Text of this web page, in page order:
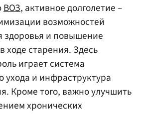
ВОЗ, активное долголетие –
возможностей
здоровья и повышение
ходе старения. Здесь
играет система
ухода и инфраструктура
Кроме того, важно улучшить
хронических